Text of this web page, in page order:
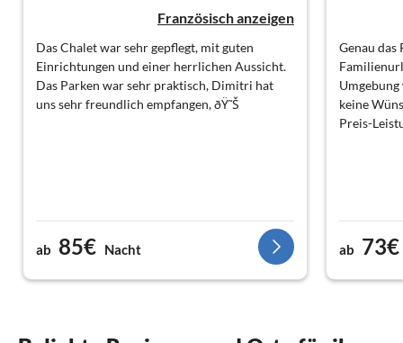
Französisch anzeigen
Das Chalet war sehr gepflegt, mit guten
Einrichtungen und einer herrlichen Aussicht.
Das Parken war sehr praktisch, Dimitri hat
uns sehr freundlich empfangen, ðŸ˜Š
ab 85€ Nacht
Genau das
keine
Preis-
ab 73€